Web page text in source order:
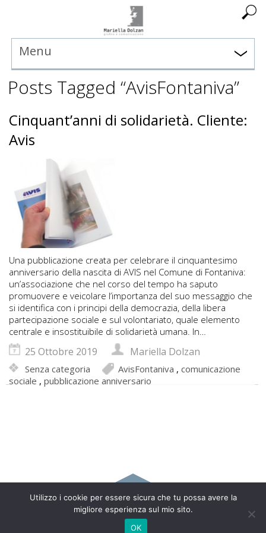
Menu
Posts Tagged “AvisFontaniva”
Cinquant’anni di solidarietà. Cliente:
Avis
Una pubblicazione creata per celebrare il cinquantesimo
anniversario della nascita di AVIS nel Comune di Fontaniva:
un’associazione che nel corso del tempo ha saputo
promuovere e veicolare l’importanza del suo messaggio che
si identifica con i principi della democrazia, della libera
partecipazione sociale e sul volontariato, quale elemento
centrale e insostituibile di solidarietà umana. In…
25 Ottobre 2019 Mariella Dolzan
Senza categoria AvisFontaniva , comunicazione
sociale , pubblicazione anniversario
Copyright 2017 Mariella Dolzan - Via Nobili Cappello, 24 –
35015 Galliera Veneta (PD) – Italy | 333 7553544 |
info@marielladolzan.it
Utilizzo i cookie per essere sicura che tu possa avere la
migliore esperienza sul mio sito.
OK